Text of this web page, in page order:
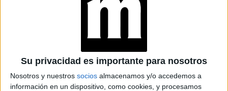
Su privacidad es importante para nosotros
Nosotros y nuestros socios almacenamos y/o accedemos a
información en un dispositivo, como cookies, y procesamos
Caras Noticias
Hombre
Parabrisas
Look
Luz Mía Lunateen Break BATimes